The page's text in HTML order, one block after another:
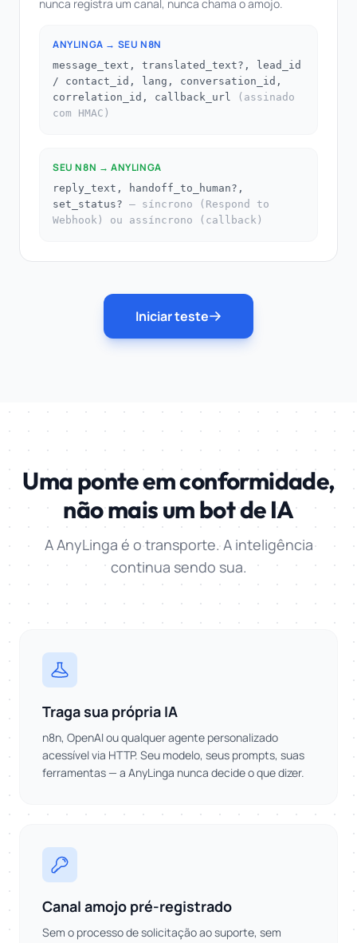
nunca registra um canal, nunca chama o amojo.
ANYLINGA → SEU N8N
message_text, translated_text?, lead_id
/ contact_id, lang, conversation_id,
correlation_id, callback_url
(assinado
com HMAC)
SEU N8N → ANYLINGA
reply_text, handoff_to_human?,
set_status? — síncrono (Respond to
Webhook) ou assíncrono (callback)
Iniciar teste
Uma ponte em conformidade,
não mais um bot de IA
A AnyLinga é o transporte. A inteligência
continua sendo sua.
Traga sua própria IA
n8n, OpenAI ou qualquer agente personalizado
acessível via HTTP. Seu modelo, seus prompts, suas
ferramentas — a AnyLinga nunca decide o que dizer.
Canal amojo pré-registrado
Sem o processo de solicitação ao suporte, sem